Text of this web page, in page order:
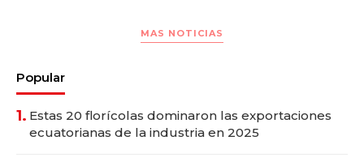
MAS NOTICIAS
Popular
1. Estas 20 florícolas dominaron las exportaciones
ecuatorianas de la industria en 2025